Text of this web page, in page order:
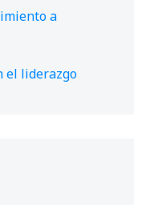
a
el liderazgo